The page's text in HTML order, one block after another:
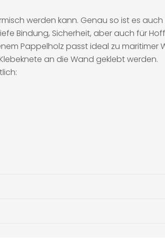
werden kann. Genau so ist es
Bindung, Sicherheit, aber auch für
Pappelholz passt ideal zu maritimer
an die Wand geklebt werden.